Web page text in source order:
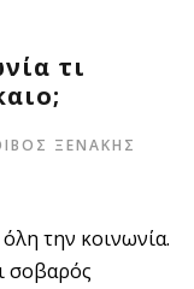
τι
ΞΕΝΑΚΗΣ
την κοινωνία.
σοβαρός